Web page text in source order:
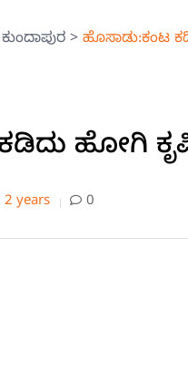
ಕುಂದಾಪುರ > ಹೊಸಾಡು:ಕಂಟ
ಹೋಗಿ
2 years 0